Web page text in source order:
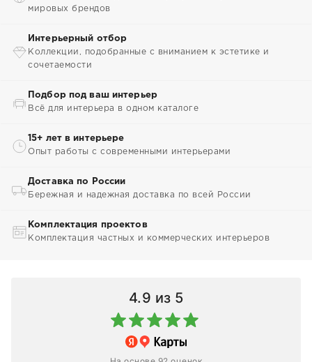
мировых брендов
Интерьерный отбор
Коллекции, подобранные с вниманием к эстетике и
сочетаемости
Подбор под ваш интерьер
Всё для интерьера в одном каталоге
15+ лет в интерьере
Опыт работы с современными интерьерами
Доставка по России
Бережная и надежная доставка по всей России
Комплектация проектов
Комплектация частных и коммерческих интерьеров
4.9 из 5